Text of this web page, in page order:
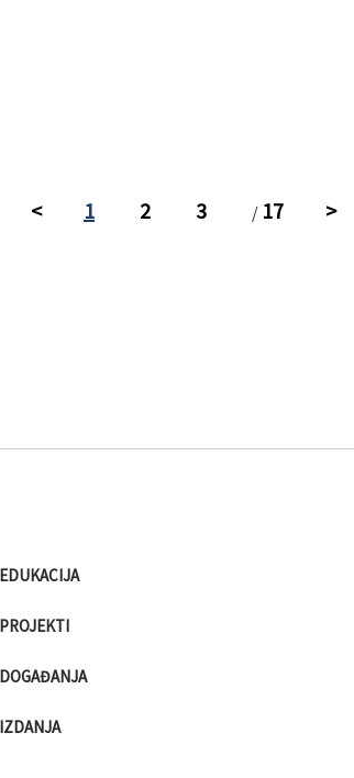
< 1 2 3 / 17 >
EDUKACIJA
PROJEKTI
DOGAĐANJA
IZDANJA